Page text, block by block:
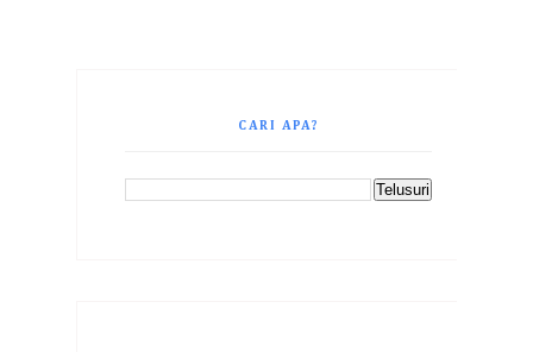
CARI APA?